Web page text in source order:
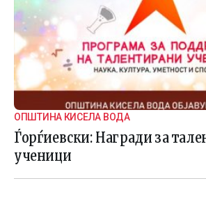
ОПШТИНА КИСЕЛА ВОДА
Ѓорѓиевски: Награди за
ученици